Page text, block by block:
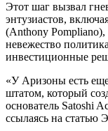
Этот шаг вызвал
энтузиастов,
(Anthony Pompliano),
невежество
инвестиционные
«У Аризоны есть
штатом, который
основатель Satoshi
ссылаясь на статью